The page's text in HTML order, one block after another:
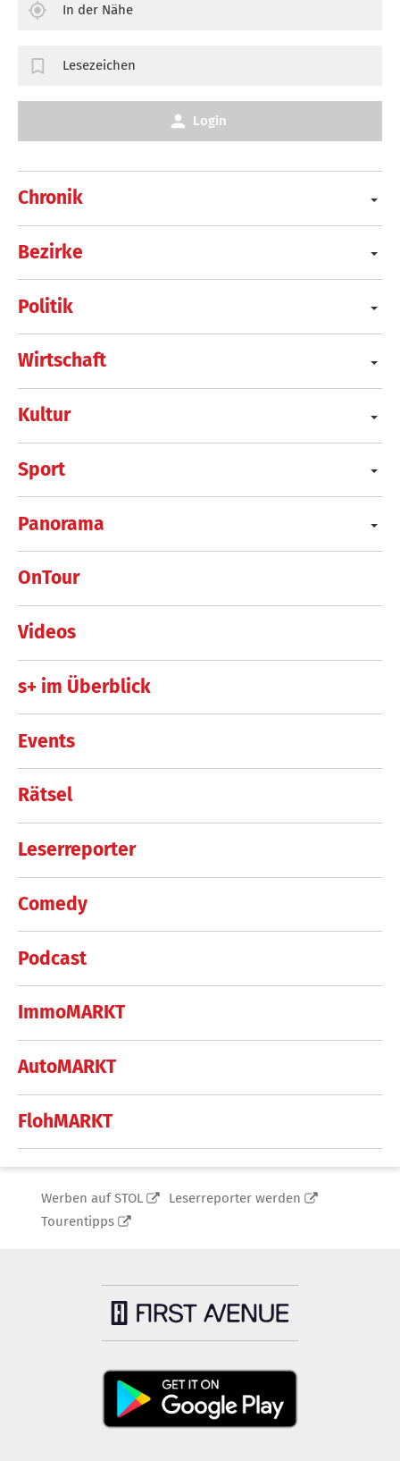
Chronik
Bezirke
Politik
Wirtschaft
Kultur
Sport
Panorama
OnTour
Videos
s+ im Überblick
Events
Rätsel
Leserreporter
Comedy
Podcast
ImmoMARKT
AutoMARKT
FlohMARKT
In der Nähe
Lesezeichen
Login
Werben auf STOL
Leserreporter werden
Tourentipps